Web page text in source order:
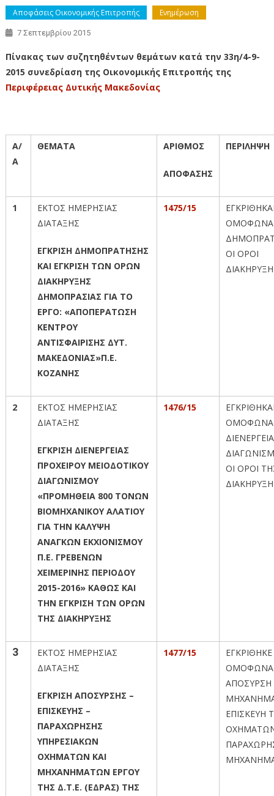
Αποφάσεις Οικονομικής Επιτροπής Ενημέρωση
7 Σεπτεμβρίου 2015
Πίνακας των συζητηθέντων θεμάτων κατά την 33η/4-9-
2015 συνεδρίαση της Οικονομικής Επιτροπής της
Περιφέρειας Δυτικής Μακεδονίας
Α/
Α
ΘΕΜΑΤΑ ΑΡΙΘΜΟΣ
ΑΠΟΦΑΣΗΣ
ΠΕΡΙΛΗΨΗ
1
ΕΚΤΟΣ ΗΜΕΡΗΣΙΑΣ
ΔΙΑΤΑΞΗΣ
ΕΓΚΡΙΣΗ ΔΗΜΟΠΡΑΤΗΣΗΣ
ΚΑΙ ΕΓΚΡΙΣΗ ΤΩΝ ΟΡΩΝ
ΔΙΑΚΗΡΥΞΗΣ
ΔΗΜΟΠΡΑΣΙΑΣ ΓΙΑ ΤΟ
ΕΡΓΟ: «ΑΠΟΠΕΡΑΤΩΣΗ
ΚΕΝΤΡΟΥ
ΑΝΤΙΣΦΑΙΡΙΣΗΣ ΔΥΤ.
ΜΑΚΕΔΟΝΙΑΣ»Π.Ε.
ΚΟΖΑΝΗΣ
1475/15
ΟΜΟΦΩΝΑ
ΟΙ ΟΡΟΙ
2
ΕΚΤΟΣ ΗΜΕΡΗΣΙΑΣ
ΔΙΑΤΑΞΗΣ
ΕΓΚΡΙΣΗ ΔΙΕΝΕΡΓΕΙΑΣ
ΠΡΟΧΕΙΡΟΥ ΜΕΙΟΔΟΤΙΚΟΥ
ΔΙΑΓΩΝΙΣΜΟΥ
«ΠΡΟΜΗΘΕΙΑ 800 ΤΟΝΩΝ
ΒΙΟΜΗΧΑΝΙΚΟΥ ΑΛΑΤΙΟΥ
ΓΙΑ ΤΗΝ ΚΑΛΥΨΗ
ΑΝΑΓΚΩΝ ΕΚΧΙΟΝΙΣΜΟΥ
Π.Ε. ΓΡΕΒΕΝΩΝ
ΧΕΙΜΕΡΙΝΗΣ ΠΕΡΙΟΔΟΥ
2015-2016» ΚΑΘΩΣ ΚΑΙ
ΤΗΝ ΕΓΚΡΙΣΗ ΤΩΝ ΟΡΩΝ
ΤΗΣ ΔΙΑΚΗΡΥΞΗΣ
1476/15
ΟΜΟΦΩΝΑ
ΟΙ ΟΡΟΙ
3
ΕΚΤΟΣ ΗΜΕΡΗΣΙΑΣ
ΔΙΑΤΑΞΗΣ
ΕΓΚΡΙΣΗ ΑΠΟΣΥΡΣΗΣ –
ΕΠΙΣΚΕΥΗΣ –
ΠΑΡΑΧΩΡΗΣΗΣ
ΥΠΗΡΕΣΙΑΚΩΝ
ΟΧΗΜΑΤΩΝ ΚΑΙ
ΜΗΧΑΝΗΜΑΤΩΝ ΕΡΓΟΥ
ΤΗΣ Δ.Τ.Ε. (ΕΔΡΑΣ) ΤΗΣ
1477/15
ΕΓΚΡΙΘΗΚΕ
ΟΜΟΦΩΝΑ
ΕΠΙΣΚΕΥΗ